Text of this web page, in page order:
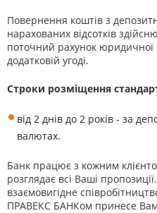
Повернення коштів з
нарахованих відсотків
поточний рахунок юридичної
додатковій угоді.
Строки розміщення
від 2 днів до 2 років - за
валютах.
Банк працює з кожним
розглядає всі Ваші
взаємовигідне
ПРАВЕКС БАНКом принесе Вам